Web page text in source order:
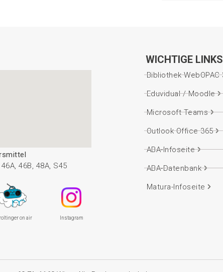
46B, 48A, S45
on air Instagram
WICHTIGE LINKS
Bibliothek WebOPAC
Eduvidual / Moodle
Microsoft Teams
Outlook Office 365
ABA-Infoseite
ABA-Datenbank
Matura-Infoseite